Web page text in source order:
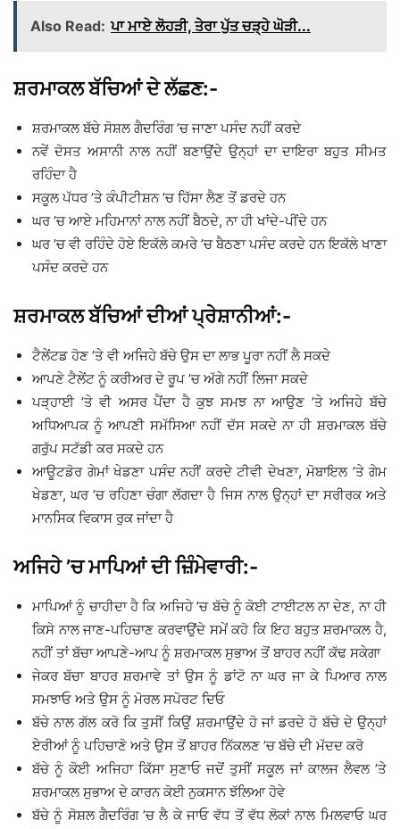
Also Read: ਪਾ ਮਾਏ ਲੋਹੜੀ, ਤੇਰਾ ਪੁੱਤ ਚੜ੍ਹੇ ਘੋੜੀ...
ਸ਼ਰਮਾਕਲ ਬੱਚਿਆਂ ਦੇ ਲੱਛਣ:-
ਸ਼ਰਮਾਕਲ ਬੱਚੇ ਸੋਸ਼ਲ ਗੈਦਰਿੰਗ ’ਚ ਜਾਣਾ ਪਸੰਦ ਨਹੀਂ ਕਰਦੇ
ਨਵੇਂ ਦੋਸਤ ਅਸਾਨੀ ਨਾਲ ਨਹੀਂ ਬਣਾਉਂਦੇ ਉਨ੍ਹਾਂ ਦਾ ਦਾਇਰਾ ਬਹੁਤ ਸੀਮਤ
ਰਹਿੰਦਾ ਹੈ
ਸਕੂਲ ਪੱਧਰ ’ਤੇ ਕੰਪੀਟੀਸ਼ਨ ’ਚ ਹਿੱਸਾ ਲੈਣ ਤੋਂ ਡਰਦੇ ਹਨ
ਘਰ ’ਚ ਆਏ ਮਹਿਮਾਨਾਂ ਨਾਲ ਨਹੀਂ ਬੈਠਦੇ, ਨਾ ਹੀ ਖਾਂਦੇ-ਪੀਂਦੇ ਹਨ
ਘਰ ’ਚ ਵੀ ਰਹਿੰਦੇ ਹੋਏ ਇਕੱਲੇ ਕਮਰੇ ’ਚ ਬੈਠਣਾ ਪਸੰਦ ਕਰਦੇ ਹਨ ਇਕੱਲੇ ਖਾਣਾ
ਪਸੰਦ ਕਰਦੇ ਹਨ
ਸ਼ਰਮਾਕਲ ਬੱਚਿਆਂ ਦੀਆਂ ਪ੍ਰੇਸ਼ਾਨੀਆਂ:-
ਟੈਲੇਂਟਡ ਹੋਣ ’ਤੇ ਵੀ ਅਜਿਹੇ ਬੱਚੇ ਉਸ ਦਾ ਲਾਭ ਪੂਰਾ ਨਹੀਂ ਲੈ ਸਕਦੇ
ਆਪਣੇ ਟੈਲੇਂਟ ਨੂੰ ਕਰੀਅਰ ਦੇ ਰੂਪ ’ਚ ਅੱਗੇ ਨਹੀਂ ਲਿਜਾ ਸਕਦੇ
ਪੜ੍ਹਾਈ ’ਤੇ ਵੀ ਅਸਰ ਪੈਂਦਾ ਹੈ ਕੁਝ ਸਮਝ ਨਾ ਆਉਣ ’ਤੇ ਅਜਿਹੇ ਬੱਚੇ
ਅਧਿਆਪਕ ਨੂੰ ਆਪਣੀ ਸਮੱਸਿਆ ਨਹੀਂ ਦੱਸ ਸਕਦੇ ਨਾ ਹੀ ਸ਼ਰਮਾਕਲ ਬੱਚੇ
ਗਰੁੱਪ ਸਟੱਡੀ ਕਰ ਸਕਦੇ ਹਨ
ਆਊਟਡੋਰ ਗੇਮਾਂ ਖੇਡਣਾ ਪਸੰਦ ਨਹੀਂ ਕਰਦੇ ਟੀਵੀ ਦੇਖਣਾ, ਮੋਬਾਇਲ ’ਤੇ ਗੇਮ
ਖੇਡਣਾ, ਘਰ ’ਚ ਰਹਿਣਾ ਚੰਗਾ ਲੱਗਦਾ ਹੈ ਜਿਸ ਨਾਲ ਉਨ੍ਹਾਂ ਦਾ ਸਰੀਰਕ ਅਤੇ
ਮਾਨਸਿਕ ਵਿਕਾਸ ਰੁਕ ਜਾਂਦਾ ਹੈ
ਅਜਿਹੇ ’ਚ ਮਾਪਿਆਂ ਦੀ ਜ਼ਿੰਮੇਵਾਰੀ:-
ਮਾਪਿਆਂ ਨੂੰ ਚਾਹੀਦਾ ਹੈ ਕਿ ਅਜਿਹੇ ’ਚ ਬੱਚੇ ਨੂੰ ਕੋਈ ਟਾਈਟਲ ਨਾ ਦੇਣ, ਨਾ ਹੀ
ਕਿਸੇ ਨਾਲ ਜਾਣ-ਪਹਿਚਾਣ ਕਰਵਾਉਂਦੇ ਸਮੇਂ ਕਹੋ ਕਿ ਇਹ ਬਹੁਤ ਸ਼ਰਮਾਕਲ ਹੈ,
ਨਹੀਂ ਤਾਂ ਬੱਚਾ ਆਪਣੇ-ਆਪ ਨੂੰ ਸ਼ਰਮਾਕਲ ਸੁਭਾਅ ਤੋਂ ਬਾਹਰ ਨਹੀਂ ਕੱਢ ਸਕੇਗਾ
ਜੇਕਰ ਬੱਚਾ ਬਾਹਰ ਸ਼ਰਮਾਵੇ ਤਾਂ ਉਸ ਨੂੰ ਡਾਂਟੋ ਨਾ ਘਰ ਜਾ ਕੇ ਪਿਆਰ ਨਾਲ
ਸਮਝਾਓ ਅਤੇ ਉਸ ਨੂੰ ਮੋਰਲ ਸਪੋਰਟ ਦਿਓ
ਬੱਚੇ ਨਾਲ ਗੱਲ ਕਰੋ ਕਿ ਤੁਸੀਂ ਕਿਉਂ ਸ਼ਰਮਾਉਂਦੇ ਹੋ ਜਾਂ ਡਰਦੇ ਹੋ ਬੱਚੇ ਦੇ ਉਨ੍ਹਾਂ
ਏਰੀਆਂ ਨੂੰ ਪਹਿਚਾਣੋ ਅਤੇ ਉਸ ਤੋਂ ਬਾਹਰ ਨਿੱਕਲਣ ’ਚ ਬੱਚੇ ਦੀ ਮੱਦਦ ਕਰੋ
ਬੱਚੇ ਨੂੰ ਕੋਈ ਅਜਿਹਾ ਕਿੱਸਾ ਸੁਣਾਓ ਜਦੋਂ ਤੁਸੀਂ ਸਕੂਲ ਜਾਂ ਕਾਲਜ ਲੈਵਲ ’ਤੇ
ਸ਼ਰਮਾਕਲ ਸੁਭਾਅ ਦੇ ਕਾਰਨ ਕੋਈ ਨੁਕਸਾਨ ਝੱਲਿਆ ਹੋਵੇ
ਬੱਚੇ ਨੂੰ ਸੋਸ਼ਲ ਗੈਦਰਿੰਗ ’ਚ ਲੈ ਕੇ ਜਾਓ ਵੱਧ ਤੋਂ ਵੱਧ ਲੋਕਾਂ ਨਾਲ ਮਿਲਵਾਓ ਘਰ